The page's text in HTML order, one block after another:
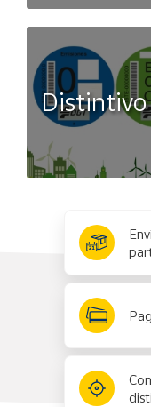
Distintivo